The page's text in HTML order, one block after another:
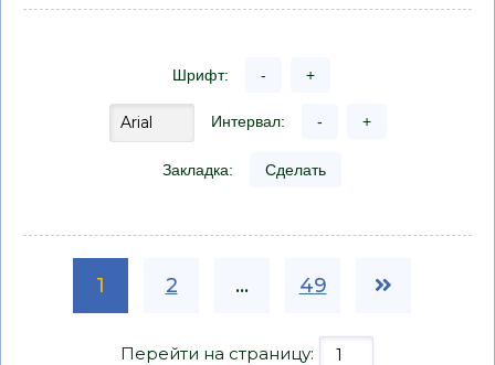
Шрифт: - +
Интервал: - +
Закладка: Сделать
1 2 ... 49
Перейти на страницу: